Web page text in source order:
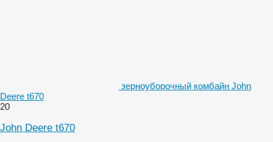
зерноуборочный комбайн John
Deere t670
20
John Deere t670